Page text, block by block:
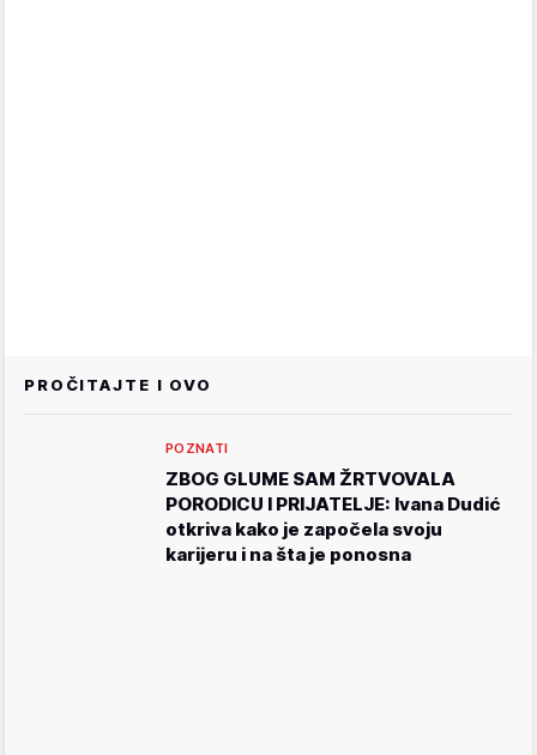
PROČITAJTE I OVO
POZNATI
ZBOG GLUME SAM ŽRTVOVALA
PORODICU I PRIJATELJE: Ivana Dudić
otkriva kako je započela svoju
karijeru i na šta je ponosna